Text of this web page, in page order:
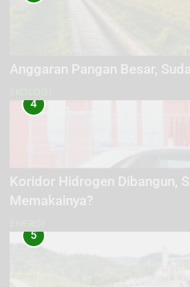
Anggaran Pangan Besar,
4
Koridor Hidrogen Dibangun,
Memakainya?
5